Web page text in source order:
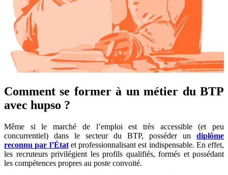
Comment se former à un métier du BTP
avec hupso ?
Même si le marché de l’emploi est très accessible (et peu
concurrentiel) dans le secteur du BTP, posséder un diplôme
reconnu par l’Étatet professionnalisant est indispensable. En effet,
les recruteurs privilégient les profils qualifiés, formés et possédant
les compétences propres au poste convoité.